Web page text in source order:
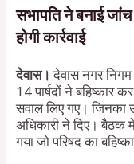
सभापति ने बनाई
होगी कार्रवाई
देवास। देवास नगर
14 पार्षदों ने बहिष्कार
सवाल लिए गए। जिनका
अधिकारी ने दिए। बैठक
गया जो परिषद का